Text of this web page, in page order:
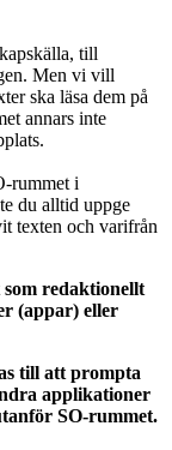
till
Men vi vill
ska läsa dem på
annars inte
rummet i
du alltid uppge
texten och varifrån
redaktionellt
(appar) eller
till att prompta
applikationer
SO-rummet.